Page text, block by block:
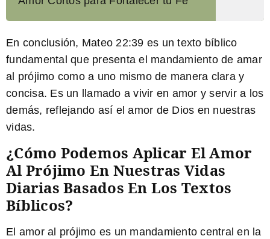
En conclusión, Mateo 22:39 es un texto bíblico
fundamental que presenta el mandamiento de amar
al prójimo como a uno mismo de manera clara y
concisa. Es un llamado a vivir en amor y servir a los
demás, reflejando así el amor de Dios en nuestras
vidas.
¿Cómo Podemos Aplicar El Amor
Al Prójimo En Nuestras Vidas
Diarias Basados En Los Textos
Bíblicos?
El amor al prójimo es un mandamiento central en la